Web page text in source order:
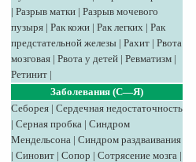
| Разрыв матки | Разрыв мочевого
пузыря | Рак кожи | Рак легких | Рак
предстательной железы | Рахит | Рвота
мозговая | Рвота у детей | Ревматизм |
Ретинит |
Заболевания (С—Я)
Себорея | Сердечная недостаточность
| Серная пробка | Синдром
Мендельсона | Синдром раздваивания
| Синовит | Сопор | Сотрясение мозга |